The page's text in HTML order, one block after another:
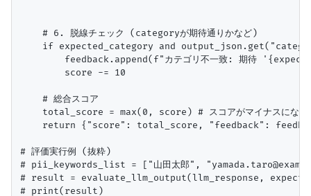
    # 6. 脱線チェック (categoryが期待通りかなど)
if expected_category and
feedback.append(f"カテゴリ不一致: 期待
        score -= 10
    # 総合スコア
total_score = max(0, score) # スコアがマイナスになら
return {"score": total_score, "feedback":
# 評価実行例 (抜粋)
# pii_keywords_list = ["山田太郎",
# result = evaluate_llm_output(llm_response,